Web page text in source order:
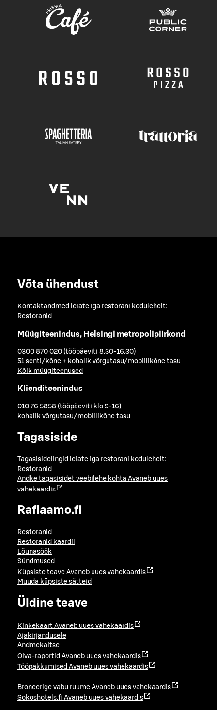
Võta ühendust
Kontaktandmed leiate iga restorani kodulehelt:
Restoranid
Müügiteenindus, Helsingi metropolipiirkond
0300 870 020 (tööpäeviti 8.30-16.30)
51 senti/kõne + kohalik võrgutasu/mobiilikõne tasu
Kõik müügiteenused
Klienditeenindus
010 76 5858 (tööpäeviti klo 9-16)
kohalik võrgutasu/mobiilikõne tasu
Tagasiside
Tagasisidelingid leiate iga restorani kodulehelt:
Restoranid
Andke tagasisidet veebilehe kohta Avaneb uues
vahekaardis
Raflaamo.fi
Restoranid
Restoranid kaardil
Lõunasöök
Sündmused
Küpsiste teave Avaneb uues vahekaardis
Muuda küpsiste sätteid
Üldine teave
Kinkekaart Avaneb uues vahekaardis
Ajakirjandusele
Andmekaitse
Oiva-raportid Avaneb uues vahekaardis
Tööpakkumised Avaneb uues vahekaardis
Broneerige vabu ruume Avaneb uues vahekaardis
Sokoshotels.fi Avaneb uues vahekaardis